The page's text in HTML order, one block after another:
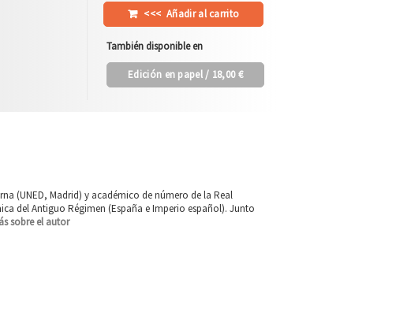
<<< Añadir al carrito
También disponible en
Edición en papel/ 18,00 €
(UNED, Madrid) y académico de número de la Real
del Antiguo Régimen (España e Imperio español). Junto
sobre el autor